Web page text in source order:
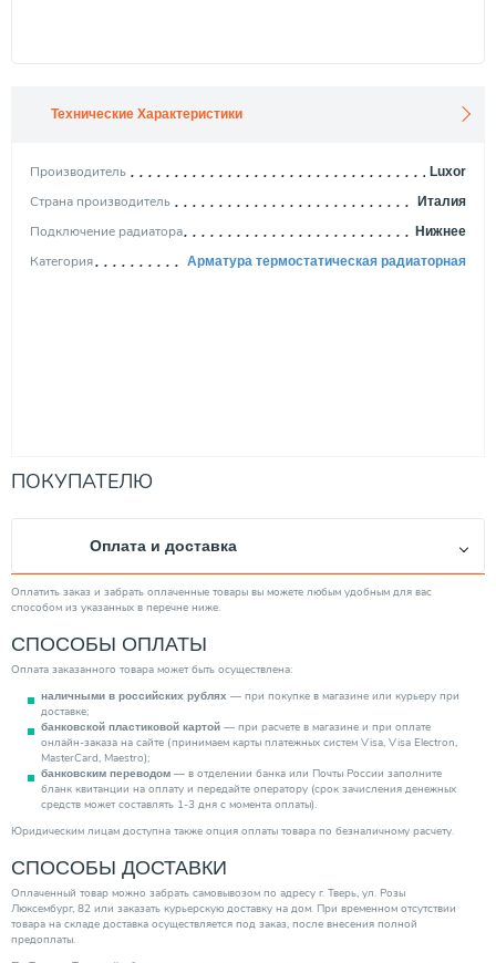
Технические Характеристики
Производитель Luxor
Страна производитель Италия
Подключение радиатора Нижнее
Категория Арматура термостатическая радиаторная
ПОКУПАТЕЛЮ
Оплата и доставка
Оплатить заказ и забрать оплаченные товары вы можете любым удобным для вас
способом из указанных в перечне ниже.
СПОСОБЫ ОПЛАТЫ
Оплата заказанного товара может быть осуществлена:
наличными в российских рублях — при покупке в магазине или курьеру при
доставке;
банковской пластиковой картой — при расчете в магазине и при оплате
онлайн-заказа на сайте (принимаем карты платежных систем Visa, Visa Electron,
MasterCard, Maestro);
банковским переводом — в отделении банка или Почты России заполните
бланк квитанции на оплату и передайте оператору (срок зачисления денежных
средств может составлять 1-3 дня с момента оплаты).
Юридическим лицам доступна также опция оплаты товара по безналичному расчету.
СПОСОБЫ ДОСТАВКИ
Оплаченный товар можно забрать самовывозом по адресу г. Тверь, ул. Розы
Люксембург, 82 или заказать курьерскую доставку на дом. При временном отсутствии
товара на складе доставка осуществляется под заказ, после внесения полной
предоплаты.